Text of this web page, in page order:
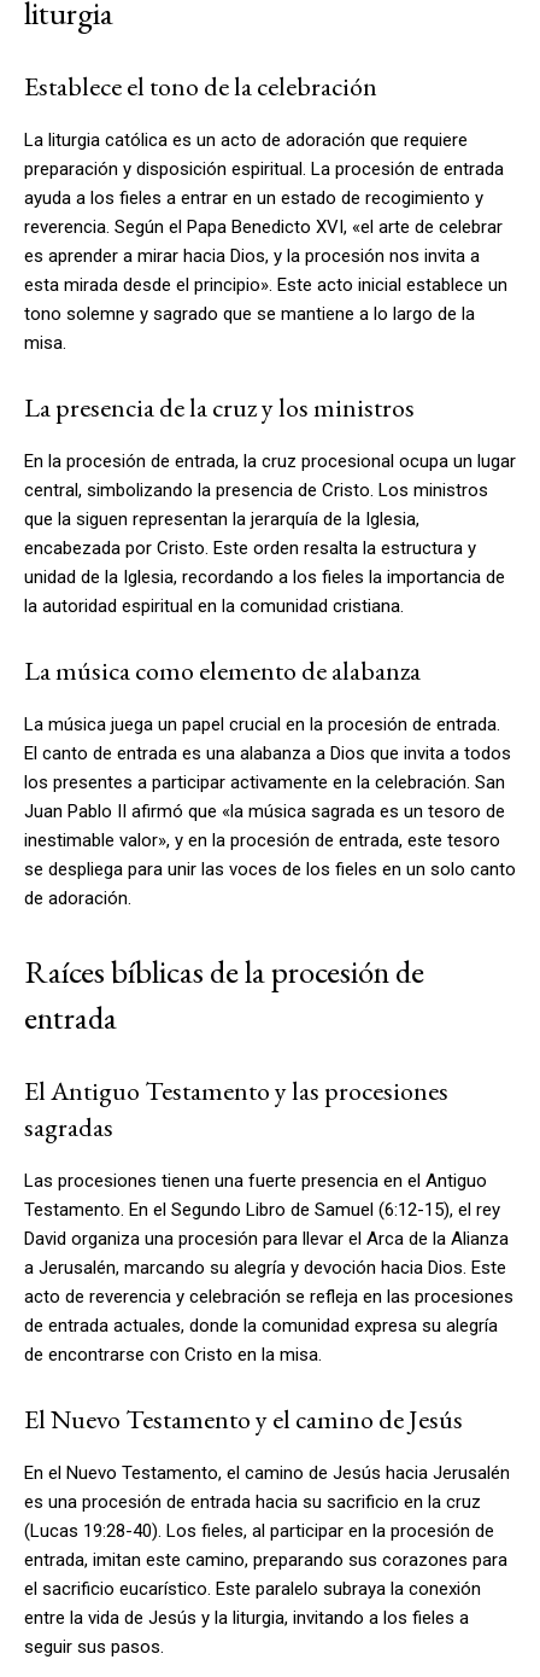
liturgia
Establece el tono de la celebración
La liturgia católica es un acto de adoración que requiere
preparación y disposición espiritual. La procesión de entrada
ayuda a los fieles a entrar en un estado de recogimiento y
reverencia. Según el Papa Benedicto XVI, «el arte de celebrar
es aprender a mirar hacia Dios, y la procesión nos invita a
esta mirada desde el principio». Este acto inicial establece un
tono solemne y sagrado que se mantiene a lo largo de la
misa.
La presencia de la cruz y los ministros
En la procesión de entrada, la cruz procesional ocupa un lugar
central, simbolizando la presencia de Cristo. Los ministros
que la siguen representan la jerarquía de la Iglesia,
encabezada por Cristo. Este orden resalta la estructura y
unidad de la Iglesia, recordando a los fieles la importancia de
la autoridad espiritual en la comunidad cristiana.
La música como elemento de alabanza
La música juega un papel crucial en la procesión de entrada.
El canto de entrada es una alabanza a Dios que invita a todos
los presentes a participar activamente en la celebración. San
Juan Pablo II afirmó que «la música sagrada es un tesoro de
inestimable valor», y en la procesión de entrada, este tesoro
se despliega para unir las voces de los fieles en un solo canto
de adoración.
Raíces bíblicas de la procesión de
entrada
El Antiguo Testamento y las procesiones
sagradas
Las procesiones tienen una fuerte presencia en el Antiguo
Testamento. En el Segundo Libro de Samuel (6:12-15), el rey
David organiza una procesión para llevar el Arca de la Alianza
a Jerusalén, marcando su alegría y devoción hacia Dios. Este
acto de reverencia y celebración se refleja en las procesiones
de entrada actuales, donde la comunidad expresa su alegría
de encontrarse con Cristo en la misa.
El Nuevo Testamento y el camino de Jesús
En el Nuevo Testamento, el camino de Jesús hacia Jerusalén
es una procesión de entrada hacia su sacrificio en la cruz
(Lucas 19:28-40). Los fieles, al participar en la procesión de
entrada, imitan este camino, preparando sus corazones para
el sacrificio eucarístico. Este paralelo subraya la conexión
entre la vida de Jesús y la liturgia, invitando a los fieles a
seguir sus pasos.